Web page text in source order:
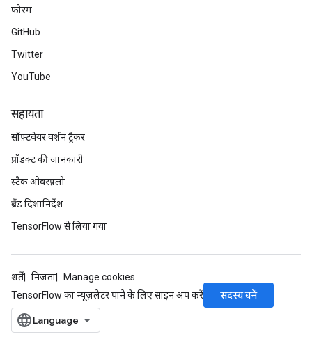
फ़ोरम
GitHub
Twitter
YouTube
सहायता
सॉफ़्टवेयर वर्शन ट्रैकर
प्रॉडक्ट की जानकारी
स्टैक ओवरफ़्लो
ब्रैंड दिशानिर्देश
TensorFlow से लिया गया
शर्तें निजता
Manage cookies
TensorFlow का न्यूज़लेटर पाने के लिए साइन अप करें
सदस्य बनें